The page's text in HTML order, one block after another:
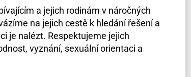
a jejich rodinám v náročných
na jejich cestě k hledání řešení a
je nalézt. Respektujeme jejich
vyznání, sexuální orientaci a